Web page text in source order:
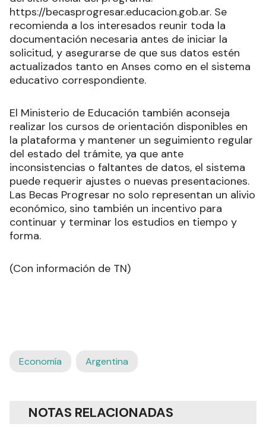
https://becasprogresar.educacion.gob.ar. Se
recomienda a los interesados reunir toda la
documentación necesaria antes de iniciar la
solicitud, y asegurarse de que sus datos estén
actualizados tanto en Anses como en el sistema
educativo correspondiente.
El Ministerio de Educación también aconseja
realizar los cursos de orientación disponibles en
la plataforma y mantener un seguimiento regular
del estado del trámite, ya que ante
inconsistencias o faltantes de datos, el sistema
puede requerir ajustes o nuevas presentaciones.
Las Becas Progresar no solo representan un alivio
económico, sino también un incentivo para
continuar y terminar los estudios en tiempo y
forma.
(Con información de TN)
Economía Argentina
NOTAS RELACIONADAS